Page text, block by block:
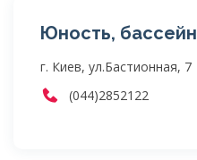
Юность, бассейн
г. Киев, ул.Бастионная, 7
(044)2852122